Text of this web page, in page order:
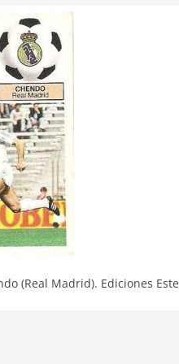
(Real Madrid). Ediciones